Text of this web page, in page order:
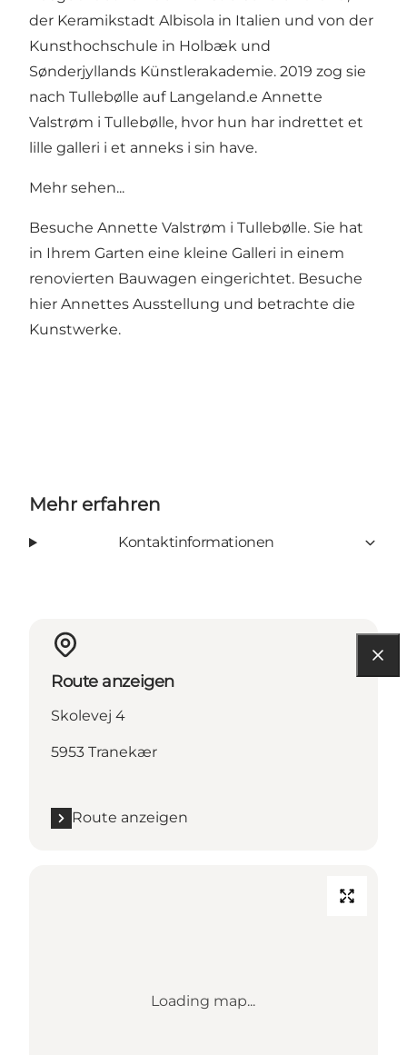
der Keramikstadt Albisola in Italien und von der
Kunsthochschule in Holbæk und
Sønderjyllands Künstlerakademie. 2019 zog sie
nach Tullebølle auf Langeland.e Annette
Valstrøm i Tullebølle, hvor hun har indrettet et
lille galleri i et anneks i sin have.
Mehr sehen...
Besuche Annette Valstrøm i Tullebølle. Sie hat
in Ihrem Garten eine kleine Galleri in einem
renovierten Bauwagen eingerichtet. Besuche
hier Annettes Ausstellung und betrachte die
Kunstwerke.
Mehr erfahren
Kontaktinformationen
Route anzeigen
Skolevej 4
5953 Tranekær
Route anzeigen
Loading map...